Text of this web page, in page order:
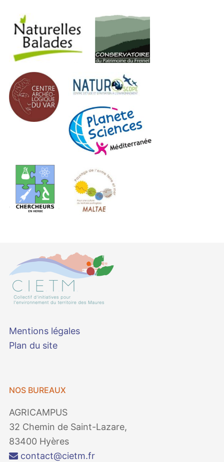
Mentions légales
Plan du site
NOS BUREAUX
AGRICAMPUS
32 Chemin de Saint-Lazare,
83400 Hyères
contact@cietm.fr